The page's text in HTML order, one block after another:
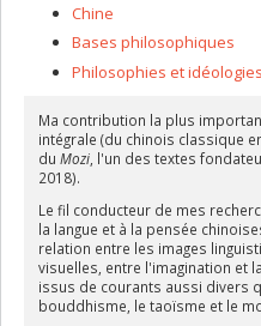
Chine
Bases philosophiques
Philosophies et idéologies
Ma contribution la plus
intégrale (du chinois classique
du Mozi, l'un des textes
2018).
Le fil conducteur de mes
la langue et à la pensée
relation entre les images
visuelles, entre l'imagination et
issus de courants aussi divers
bouddhisme, le taoïsme et le